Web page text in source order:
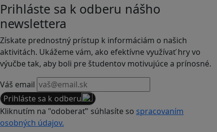
Prihláste sa k odberu nášho
newslettera
Získate prednostný prístup k informáciám o našich
aktivitách. Ukážeme vám, ako efektívne využívať hry vo
výučbe tak, aby boli pre študentov motivujúce a prínosné.
Váš email
Prihláste sa k odberu
Kliknutím na "odoberať" súhlasíte so spracovaním
osobných údajov.